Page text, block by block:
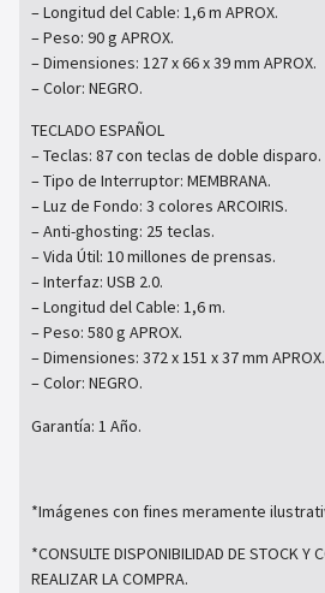
– Longitud del Cable: 1,6 m APROX.
– Peso: 90 g APROX.
– Dimensiones: 127 x 66 x 39 mm APROX.
– Color: NEGRO.
TECLADO ESPAÑOL
– Teclas: 87 con teclas de doble disparo.
– Tipo de Interruptor: MEMBRANA.
– Luz de Fondo: 3 colores ARCOIRIS.
– Anti-ghosting: 25 teclas.
– Vida Útil: 10 millones de prensas.
– Interfaz: USB 2.0.
– Longitud del Cable: 1,6 m.
– Peso: 580 g APROX.
– Dimensiones: 372 x 151 x 37 mm APROX.
– Color: NEGRO.
Garantía: 1 Año.
*Imágenes con fines meramente
*CONSULTE DISPONIBILIDAD DE STOCK Y
REALIZAR LA COMPRA.